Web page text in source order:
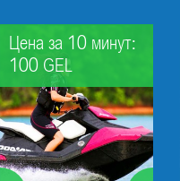
Цена за 10 минут:
100 GEL